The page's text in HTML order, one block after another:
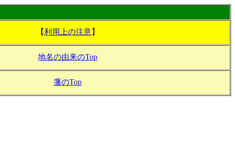
【利用上の注意】
地名の由来のTop
藩のTop